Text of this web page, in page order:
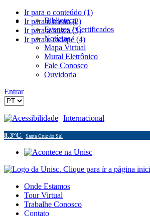
Ir para o conteúdo (1)
Ir para o menu (2)
Ir para a busca (3)
Ir para o rodapé (4)
Biblioteca
Eventos / Certificados
Notícias
Mapa Virtual
Mural Eletrônico
Fale Conosco
Ouvidoria
Entrar
Acessibilidade Internacional
8.3°C Santa Cruz do Sul
Onde Estamos
Tour Virtual
Trabalhe Conosco
Contato